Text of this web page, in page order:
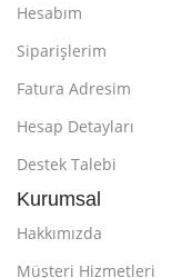
Hesabım
Siparişlerim
Fatura Adresim
Hesap Detayları
Destek Talebi
Kurumsal
Hakkımızda
Müşteri Hizmetleri